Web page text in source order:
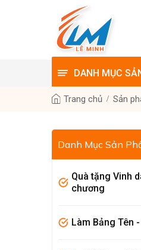
DANH MỤC
Trang chủ Sản
Danh Mục Sản
Quà tặng Vinh
chương
Làm Bảng Tên